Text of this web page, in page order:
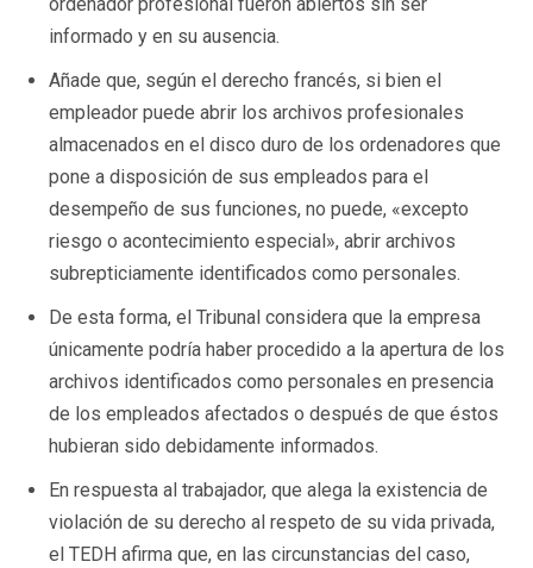
informado y en su ausencia.
Añade que, según el derecho francés, si bien el
empleador puede abrir los archivos profesionales
almacenados en el disco duro de los ordenadores que
pone a disposición de sus empleados para el
desempeño de sus funciones, no puede, «excepto
riesgo o acontecimiento especial», abrir archivos
subrepticiamente identificados como personales.
De esta forma, el Tribunal considera que la empresa
únicamente podría haber procedido a la apertura de los
archivos identificados como personales en presencia
de los empleados afectados o después de que éstos
hubieran sido debidamente informados.
En respuesta al trabajador, que alega la existencia de
violación de su derecho al respeto de su vida privada,
el TEDH afirma que, en las circunstancias del caso,